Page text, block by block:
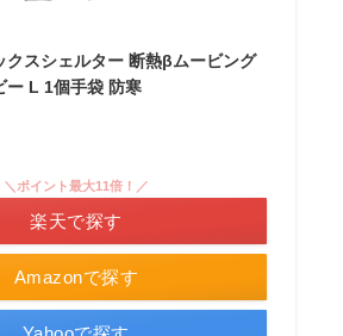
クスシェルター 断熱βムービング
ー L 1個手袋 防寒
Amazonで探す
＼ポイント最大11倍！／
楽天で探す